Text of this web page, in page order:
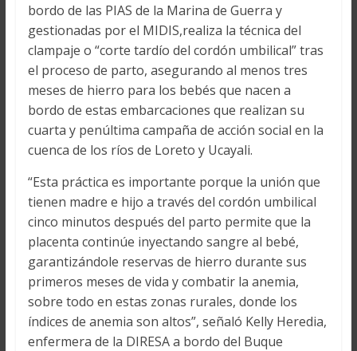
bordo de las PIAS de la Marina de Guerra y
gestionadas por el MIDIS,realiza la técnica del
clampaje o “corte tardío del cordón umbilical” tras
el proceso de parto, asegurando al menos tres
meses de hierro para los bebés que nacen a
bordo de estas embarcaciones que realizan su
cuarta y penúltima campaña de acción social en la
cuenca de los ríos de Loreto y Ucayali.
“Esta práctica es importante porque la unión que
tienen madre e hijo a través del cordón umbilical
cinco minutos después del parto permite que la
placenta continúe inyectando sangre al bebé,
garantizándole reservas de hierro durante sus
primeros meses de vida y combatir la anemia,
sobre todo en estas zonas rurales, donde los
índices de anemia son altos”, señaló Kelly Heredia,
enfermera de la DIRESA a bordo del Buque